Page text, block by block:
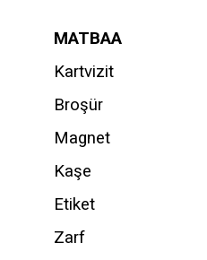
MATBAA
Kartvizit
Broşür
Magnet
Kaşe
Etiket
Zarf